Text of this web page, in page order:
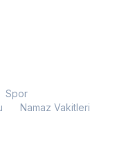
Spor
Namaz Vakitleri